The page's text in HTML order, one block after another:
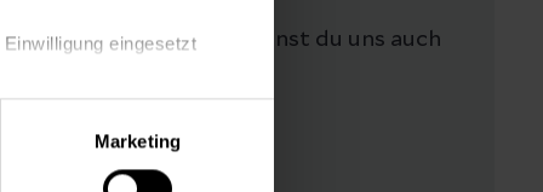
eingesetzt
Auswahl hinsichtlich der
Verwendung aller Cookies
Marketing
Auswahlprozesses kannst du uns auch